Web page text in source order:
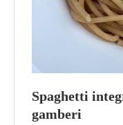
Spaghetti
gamberi